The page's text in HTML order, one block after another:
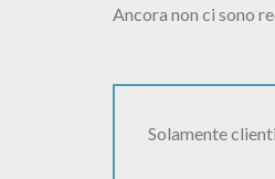
Ancora non ci sono
Solamente